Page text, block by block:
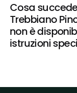
Cosa
Trebbiano
non è
istruzioni